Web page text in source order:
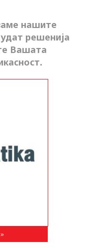
нашите
решенија
Вашата